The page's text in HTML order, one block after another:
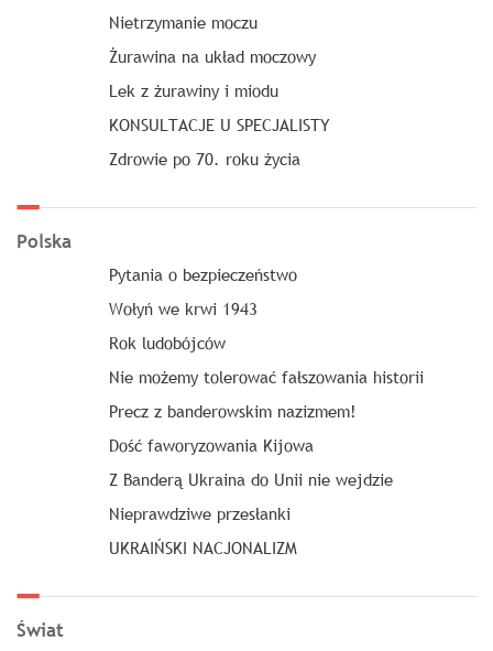
Nietrzymanie moczu
Żurawina na układ moczowy
Lek z żurawiny i miodu
KONSULTACJE U SPECJALISTY
Zdrowie po 70. roku życia
Polska
Pytania o bezpieczeństwo
Wołyń we krwi 1943
Rok ludobójców
Nie możemy tolerować fałszowania historii
Precz z banderowskim nazizmem!
Dość faworyzowania Kijowa
Z Banderą Ukraina do Unii nie wejdzie
Nieprawdziwe przesłanki
UKRAIŃSKI NACJONALIZM
Świat